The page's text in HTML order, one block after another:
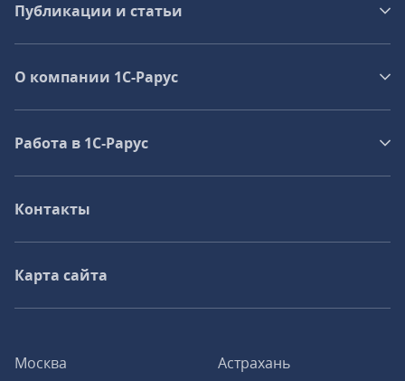
Москва
Астрахань
Публикации и статьи
О компании 1C-Рарус
Работа в 1С‑Рарус
Контакты
Карта сайта